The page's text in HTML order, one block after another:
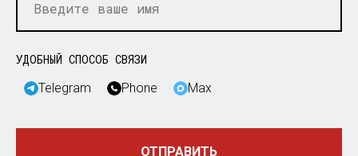
УДОБНЫЙ СПОСОБ СВЯЗИ
Telegram
Phone Max
ОТПРАВИТЬ